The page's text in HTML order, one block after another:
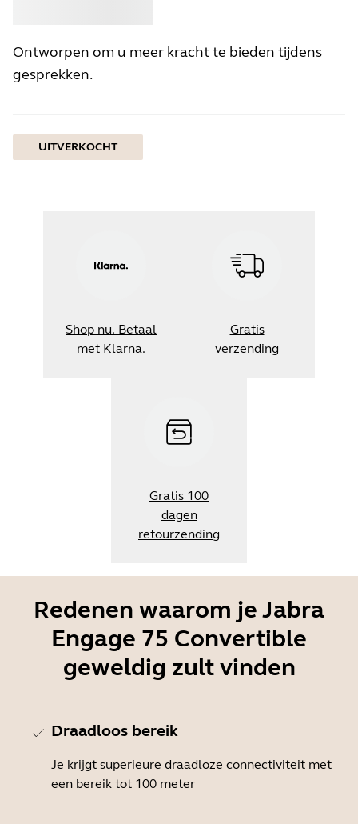
Ontworpen om u meer kracht te bieden tijdens
gesprekken.
UITVERKOCHT
Shop nu. Betaal
met Klarna.
Gratis
verzending
Gratis 100
dagen
retourzending
Redenen waarom je Jabra
Engage 75 Convertible
geweldig zult vinden
Draadloos bereik
Je krijgt superieure draadloze connectiviteit met
een bereik tot 100 meter